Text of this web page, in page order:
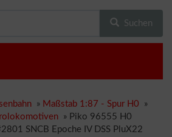
Suchen
» Maßstab 1:87 - Spur H0 »
» Piko 96555 H0
SNCB Epoche IV DSS PluX22